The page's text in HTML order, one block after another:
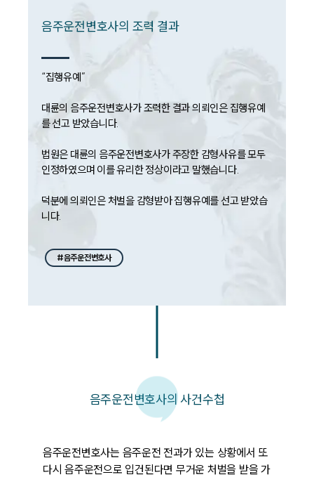
음주운전변호사의 조력 결과
“집행유예”
대륜의 음주운전변호사가 조력한 결과 의뢰인은 집행유예
를 선고 받았습니다.
법원은 대륜의 음주운전변호사가 주장한 감형사유를 모두
인정하였으며 이를 유리한 정상이라고 말했습니다.
덕분에 의뢰인은 처벌을 감형받아 집행유예를 선고 받았습
니다.
#음주운전변호사
음주운전변호사의 사건수첩
음주운전변호사는 음주운전 전과가 있는 상황에서 또
다시 음주운전으로 입건된다면 무거운 처벌을 받을 가